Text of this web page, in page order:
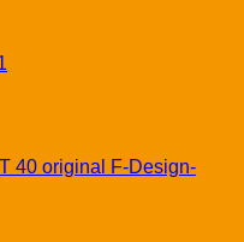
40 original F-Design-